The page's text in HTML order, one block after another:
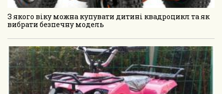
З якого віку можна купувати дитині квадроцикл та як
вибрати безпечну модель